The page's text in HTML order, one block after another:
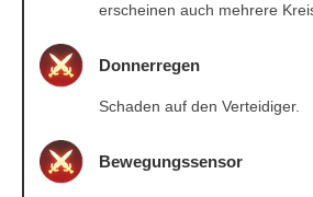
erscheinen auch mehrere
Donnerregen
Schaden auf den Verteidiger.
Bewegungssensor